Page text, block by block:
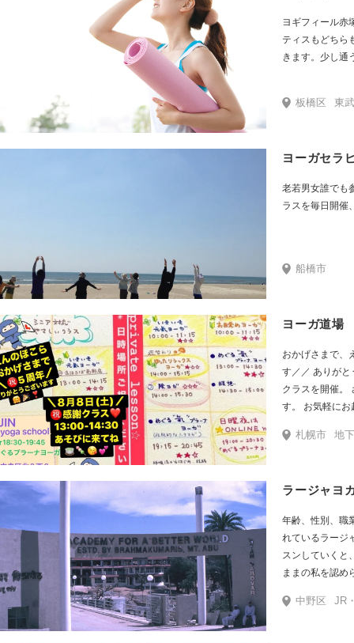
為、ご注意くだ
ヨギフィール赤
ティスもどちら
きます。少し通
板橋区 東武
ヨーガセラ
老若男女誰でも
ラスを毎日開催
船橋市
ヨーガ道場
おかげさまで、
す／／ ありが
クラスを開催。
す。 お気軽にお越しくださ
ていただける ヨガスタジオで
開しています。 伝統的な『ハタヨーガ』 ゆったりクラスから、 じ
まで。 すべてのクラス、 ”プラーナヤーマ” ＝ 呼吸法 “氣” ＝
プラーナ を大切にすること
えます。 ヨーガは、 自分自身へ丁寧に意識をむける、 自身へのお
詣りのようなものだと感じ
るヨーガのひとと
札幌市 地下鉄
年齢、性別、職
れているラージ
スンしていくと
ままの私を認め
身に着けること
中野区 JR・地下鉄東